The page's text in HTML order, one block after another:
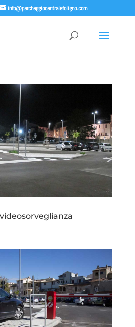
info@parcheggiocentralefoligno.com